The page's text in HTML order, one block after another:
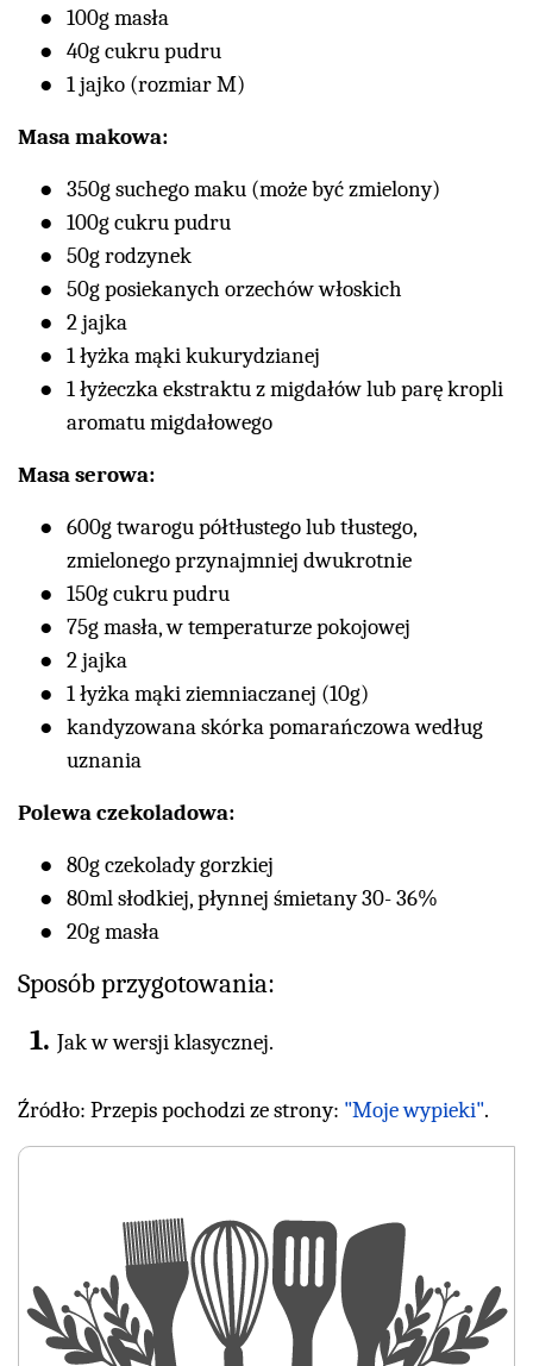
100g masła
40g cukru pudru
1 jajko (rozmiar M)
Masa makowa:
350g suchego maku (może być zmielony)
100g cukru pudru
50g rodzynek
50g posiekanych orzechów włoskich
2 jajka
1 łyżka mąki kukurydzianej
1 łyżeczka ekstraktu z migdałów lub parę kropli
aromatu migdałowego
Masa serowa:
600g twarogu półtłustego lub tłustego,
zmielonego przynajmniej dwukrotnie
150g cukru pudru
75g masła, w temperaturze pokojowej
2 jajka
1 łyżka mąki ziemniaczanej (10g)
kandyzowana skórka pomarańczowa według
uznania
Polewa czekoladowa:
80g czekolady gorzkiej
80ml słodkiej, płynnej śmietany 30- 36%
20g masła
Sposób przygotowania:
Jak w wersji klasycznej.
Źródło: Przepis pochodzi ze strony: "Moje wypieki".